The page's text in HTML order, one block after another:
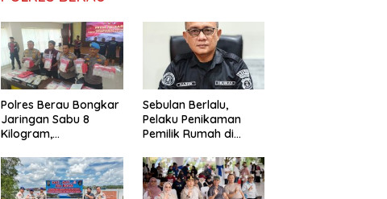
Polres Berau Bongkar
Jaringan Sabu 8
Kilogram,
dari Dalam Lapas
Tarakan
Sebulan Berlalu,
Pelaku Penikaman
Pemilik Rumah di
Diburu Polisi